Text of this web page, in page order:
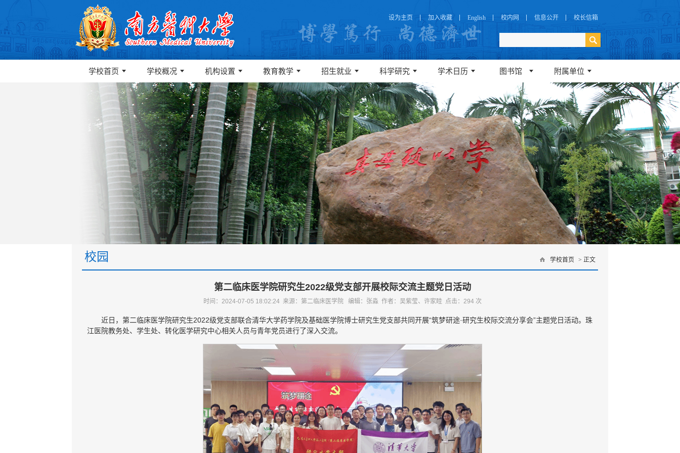
设为主页 加入收藏 English 校内网 信息公开 校长信箱
学校首页 学校概况 机构设置 教育教学 招生就业 科学研究 学术日历 图书馆 附属单位
校园 学校首页 > 正文
第二临床医学院研究生2022级党支部开展校际交流主题党日活动
时间：2024-07-05 18:02:24 来源：第二临床医学院 编辑：张淼 作者：吴紫莹、许家眭 点击： 294 次
近日，第二临床医学院研究生2022级党支部联合清华大学药学院及基础医学院博士研究生党支部共同开展“筑梦研途·研究生校际交流分享会”主题党日活动。珠
江医院教务处、学生处、转化医学研究中心相关人员与青年党员进行了深入交流。